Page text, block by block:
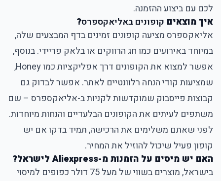
לכם עם ביצוע ההזמנה.
איך מוצאים קופונים באליאקספרס?
אליאקספרס מציעה קופונים זמינים בדף המבצעים שלה,
במיוחד באירועים כמו חג הרווקים או בלאק פריידי. בנוסף,
אפשר למצוא את הקופונים דרך אפליקציות כמו Honey,
שמציעות קודי הנחה רלוונטיים לאתר. אפשר לבדוק גם
קבוצות פייסבוק שמוקדשות לקניות ב-אליאקספרס – שם
משתפים לעיתים את הקופונים הבלעדיים והנחות מיוחדות.
לפני שאתם משלימים את הרכישה, תמיד בדקו אם יש
קופון פעיל שיכול להוזיל את המחיר.
האם יש מיסים על הזמנות מ-Aliexpress לישראל?
בישראל, מוצרים בשווי של מעל 75 דולר כפופים למיסוי